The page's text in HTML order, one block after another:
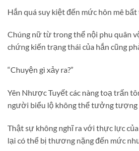
Hắn quá suy kiệt đến mức hôn mê bất
Chúng nữ từ trong thể nội phu quân
chứng kiến trạng thái của hắn cũng
“Chuyện gì xảy ra?”
Yên Nhược Tuyết các nàng toạ trấn
người biểu lộ không thể tưởng tượng
Thật sự không nghĩ ra với thực lực
lại có thể bị thương nặng đến mức